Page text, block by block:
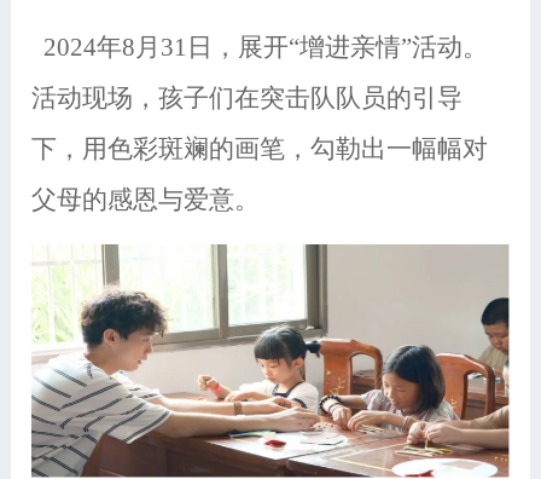
2024年8月31日，展开“增进亲情”活动。
活动现场，孩子们在突击队队员的引导
下，用色彩斑斓的画笔，勾勒出一幅幅对
父母的感恩与爱意。